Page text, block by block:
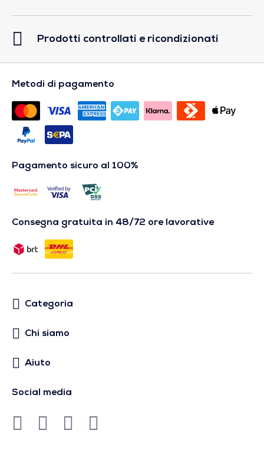
Prodotti controllati e ricondizionati
Metodi di pagamento
Pagamento sicuro al 100%
Consegna gratuita in 48/72 ore lavorative
Categoria
Chi siamo
Aiuto
Social media